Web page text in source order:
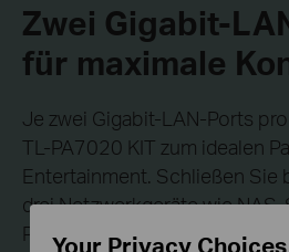
Zwei Gigabit-
für maximale
Je zwei Gigabit-LAN-Ports
TL-PA7020 KIT zum idealen
Entertainment. Schließen Sie
drei Netzwerkgeräte wie
PC, Spielekonsolen u.v.m.
Your Privacy Choices